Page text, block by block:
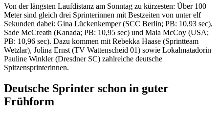
Von der längsten Laufdistanz am Sonntag zu kürzesten: Über 100
Meter sind gleich drei Sprinterinnen mit Bestzeiten von unter elf
Sekunden dabei: Gina Lückenkemper (SCC Berlin; PB: 10,93 sec),
Sade McCreath (Kanada; PB: 10,95 sec) und Maia McCoy (USA;
PB: 10,96 sec). Dazu kommen mit Rebekka Haase (Sprintteam
Wetzlar), Jolina Ernst (TV Wattenscheid 01) sowie Lokalmatadorin
Pauline Winkler (Dresdner SC) zahlreiche deutsche
Spitzensprinterinnen.
Deutsche Sprinter schon in guter
Frühform